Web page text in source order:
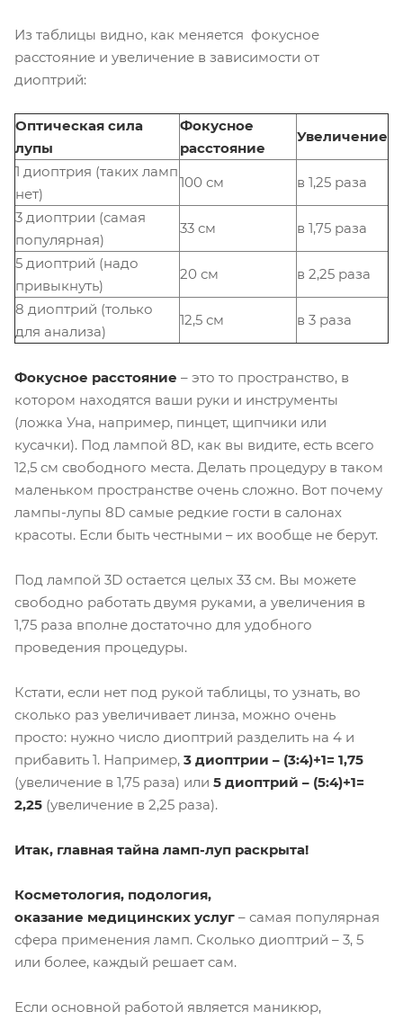
Из таблицы видно, как меняется фокусное
расстояние и увеличение в зависимости от
диоптрий:
Оптическая сила
лупы
Фокусное
расстояние
Увеличение
1 диоптрия (таких ламп
нет)
100 см в 1,25 раза
3 диоптрии (самая
популярная)
33 см в 1,75 раза
5 диоптрий (надо
привыкнуть)
20 см в 2,25 раза
8 диоптрий (только
для анализа)
12,5 см в 3 раза
Фокусное расстояние – это то пространство, в
котором находятся ваши руки и инструменты
(ложка Уна, например, пинцет, щипчики или
кусачки). Под лампой 8D, как вы видите, есть всего
12,5 см свободного места. Делать процедуру в таком
маленьком пространстве очень сложно. Вот почему
лампы-лупы 8D самые редкие гости в салонах
красоты. Если быть честными – их вообще не берут.
Под лампой 3D остается целых 33 см. Вы можете
свободно работать двумя руками, а увеличения в
1,75 раза вполне достаточно для удобного
проведения процедуры.
Кстати, если нет под рукой таблицы, то узнать, во
сколько раз увеличивает линза, можно очень
просто: нужно число диоптрий разделить на 4 и
прибавить 1. Например, 3 диоптрии – (3:4)+1= 1,75
(увеличение в 1,75 раза) или 5 диоптрий – (5:4)+1=
2,25 (увеличение в 2,25 раза).
Итак, главная тайна ламп-луп раскрыта!
Косметология, подология,
оказание медицинских услуг – самая популярная
сфера применения ламп. Сколько диоптрий – 3, 5
или более, каждый решает сам.
Если основной работой является маникюр,